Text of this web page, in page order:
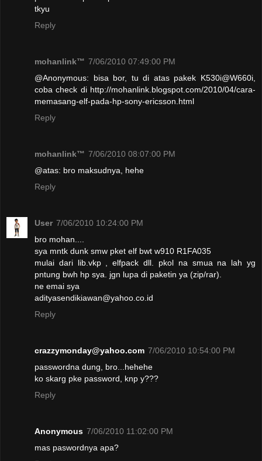
tkyu
Reply
mohanlink™ 7/06/2010 07:49:00 PM
@Anonymous: bisa bor, tu di atas pakek K530i@W660i,
coba check di http://mohanlink.blogspot.com/2010/04/cara-
memasang-elf-pada-hp-sony-ericsson.html
Reply
mohanlink™ 7/06/2010 08:07:00 PM
@atas: bro maksudnya, hehe
Reply
User 7/06/2010 10:24:00 PM
bro mohan....
sya mntk dunk smw pket elf bwt w910 R1FA035
mulai dari lib.vkp , elfpack dll. pkol na smua na lah yg
pntung bwh hp sya. jgn lupa di paketin ya (zip/rar).
ne emai sya
adityasendikiawan@yahoo.co.id
Reply
crazzymonday@yahoo.com 7/06/2010 10:54:00 PM
passwordna dung, bro...hehehe
ko skarg pke password, knp y???
Reply
Anonymous 7/06/2010 11:02:00 PM
mas paswordnya apa?